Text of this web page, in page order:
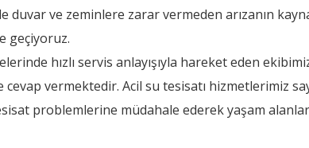
duvar ve zeminlere zarar vermeden arızanın
geçiyoruz.
hızlı servis anlayışıyla hareket eden
cevap vermektedir. Acil su tesisatı hizmetlerimiz
problemlerine müdahale ederek yaşam